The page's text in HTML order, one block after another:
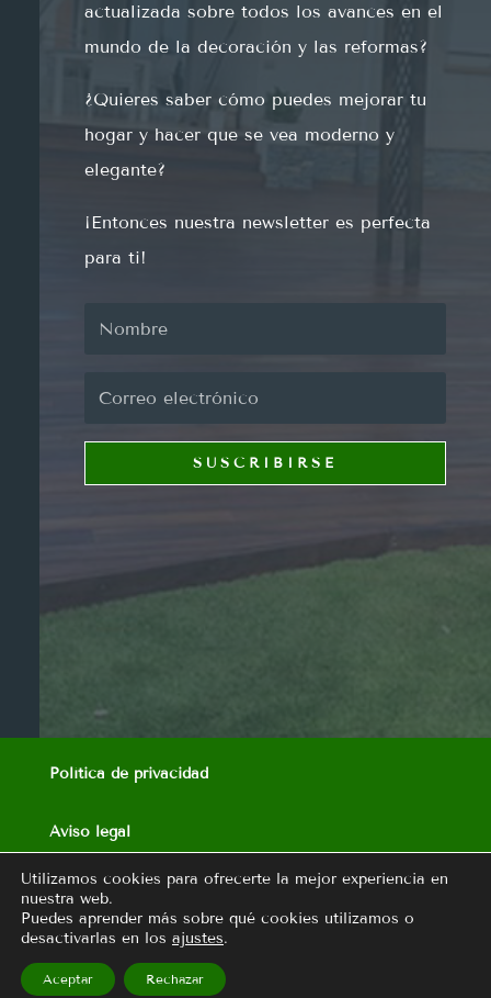
actualizada sobre todos los avances en el
mundo de la decoración y las reformas?
¿Quieres saber cómo puedes mejorar tu
hogar y hacer que se vea moderno y
elegante?
¡ Entonces nuestra newsletter es perfecta
para ti!
SUSCRIBIRSE
Política de privacidad
Aviso legal
Copyright © Cassina Homes 2021 – Diseño Track
Comunicación
Utilizamos cookies para ofrecerte la mejor experiencia en
nuestra web.
Puedes aprender más sobre qué cookies utilizamos o
desactivarlas en los ajustes.
Aceptar Rechazar